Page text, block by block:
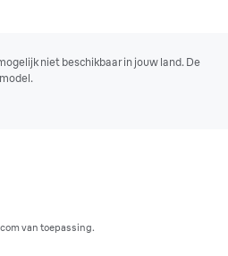
niet beschikbaar in jouw land. De
van toepassing.